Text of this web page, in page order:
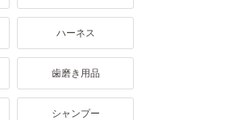
ハーネス
歯磨き用品
シャンプー